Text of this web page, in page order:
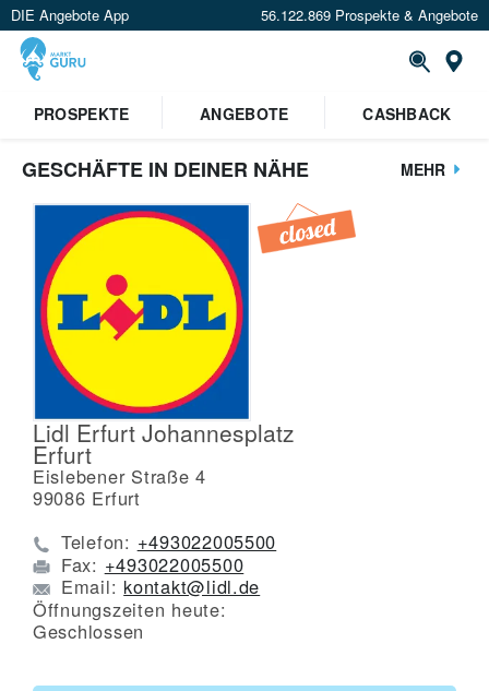
DIE Angebote App 56.122.869 Prospekte & Angebote
PROSPEKTE
ANGEBOTE CASHBACK
GESCHÄFTE IN DEINER NÄHE MEHR
Lidl Erfurt Johannesplatz
Erfurt
Eislebener Straße 4
99086 Erfurt
Telefon: +493022005500
Fax: +493022005500
Email: kontakt@lidl.de
Öffnungszeiten heute:
Geschlossen